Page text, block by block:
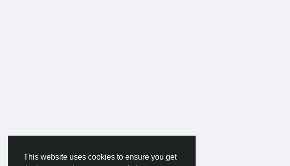
This website uses cookies to ensure you get